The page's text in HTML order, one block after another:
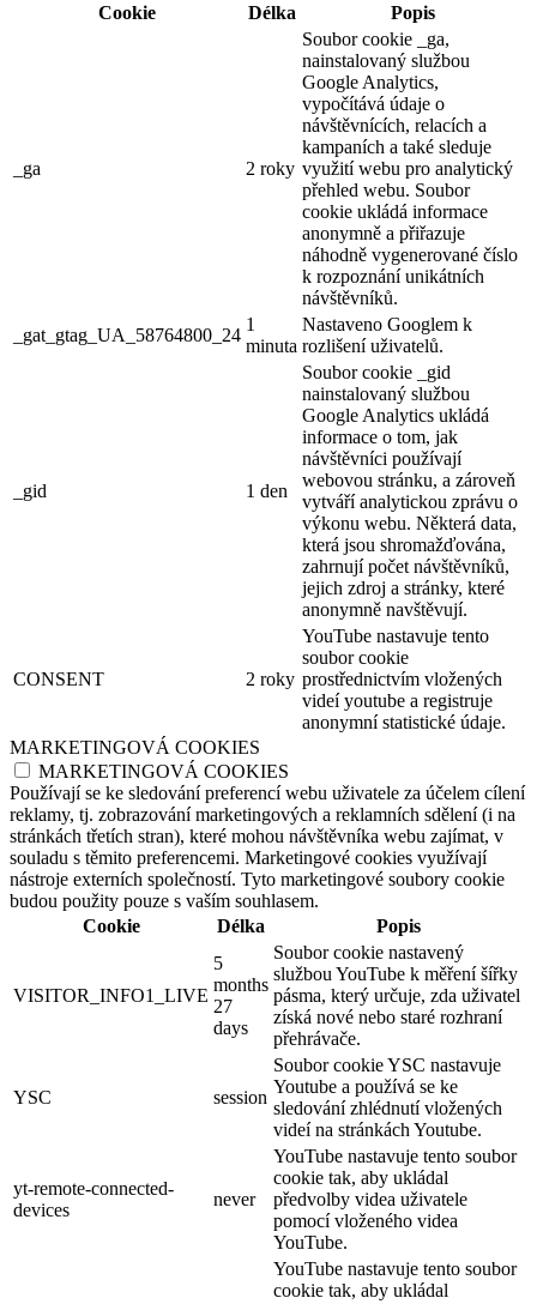
Cookie
Délka Popis
_ga 2 roky
Soubor cookie _ga,
nainstalovaný službou
Google Analytics,
vypočítává údaje o
návštěvnících, relacích a
kampaních a také sleduje
využití webu pro analytický
přehled webu. Soubor
cookie ukládá informace
anonymně a přiřazuje
náhodně vygenerované číslo
k rozpoznání unikátních
návštěvníků.
_gat_gtag_UA_58764800_24
1
minuta
Nastaveno Googlem k
rozlišení uživatelů.
_gid 1 den
Soubor cookie _gid
nainstalovaný službou
Google Analytics ukládá
informace o tom, jak
návštěvníci používají
webovou stránku, a zároveň
vytváří analytickou zprávu o
výkonu webu. Některá data,
která jsou shromažďována,
zahrnují počet návštěvníků,
jejich zdroj a stránky, které
anonymně navštěvují.
CONSENT 2 roky
YouTube nastavuje tento
soubor cookie
prostřednictvím vložených
videí youtube a registruje
anonymní statistické údaje.
MARKETINGOVÁ COOKIES
MARKETINGOVÁ COOKIES
Používají se ke sledování preferencí webu uživatele za účelem cílení
reklamy, tj. zobrazování marketingových a reklamních sdělení (i na
stránkách třetích stran), které mohou návštěvníka webu zajímat, v
souladu s těmito preferencemi. Marketingové cookies využívají
nástroje externích společností. Tyto marketingové soubory cookie
budou použity pouze s vaším souhlasem.
Cookie
Délka Popis
VISITOR_INFO1_LIVE
5
months
27
days
Soubor cookie nastavený
službou YouTube k měření šířky
pásma, který určuje, zda uživatel
získá nové nebo staré rozhraní
přehrávače.
YSC session
Soubor cookie YSC nastavuje
Youtube a používá se ke
sledování zhlédnutí vložených
videí na stránkách Youtube.
yt-remote-connected-
devices
never
YouTube nastavuje tento soubor
cookie tak, aby ukládal
předvolby videa uživatele
pomocí vloženého videa
YouTube.
YouTube nastavuje tento soubor
cookie tak, aby ukládal